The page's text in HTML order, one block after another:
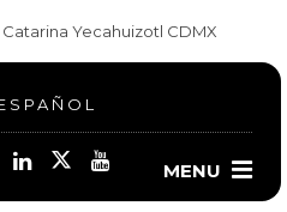
Catarina Yecahuizotl CDMX
MENU